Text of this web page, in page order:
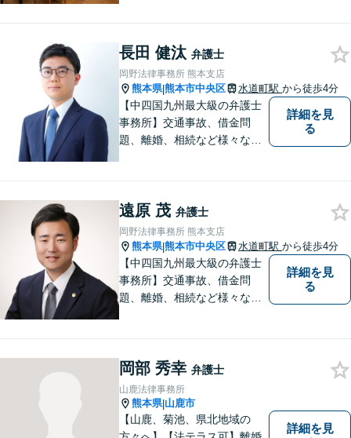
長田 健汰 弁護士
岡野法律事務所 熊本支店
熊本県|熊本市中央区 水道町駅 から徒歩4分
【中四国九州最大級の弁護士
事務所】交通事故、借金問
題、離婚、相続など様々な問
い！
詳細を見
る
遠原 茂 弁護士
岡野法律事務所 熊本支店
熊本県|熊本市中央区 水道町駅 から徒歩4分
【中四国九州最大級の弁護士
事務所】交通事故、借金問
題、離婚、相続など様々な問
い！
詳細を見
る
岡部 秀幸 弁護士
山鹿法律事務所
熊本県|山鹿市
【山鹿、菊池、県北地域の
詳細を見